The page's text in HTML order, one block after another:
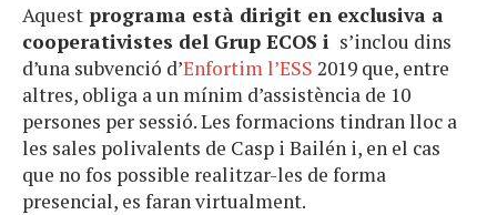
Aquest programa està dirigit en exclusiva a
cooperativistes del Grup ECOS i s’inclou dins
d’una subvenció d’Enfortim l’ESS 2019 que, entre
altres, obliga a un mínim d’assistència de 10
persones per sessió. Les formacions tindran lloc a
les sales polivalents de Casp i Bailén i, en el cas
que no fos possible realitzar-les de forma
presencial, es faran virtualment.